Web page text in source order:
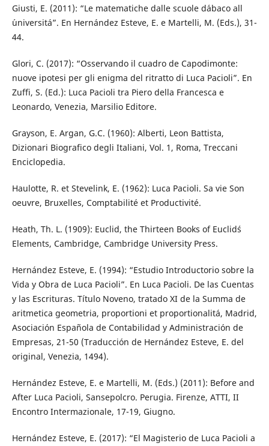
Giusti, E. (2011): “Le matematiche dalle scuole d´abaco all
´universitá”. En Hernández Esteve, E. e Martelli, M. (Eds.), 31-
44.
Glori, C. (2017): “Osservando il cuadro de Capodimonte:
nuove ipotesi per gli enigma del ritratto di Luca Pacioli”. En
Zuffi, S. (Ed.): Luca Pacioli tra Piero della Francesca e
Leonardo, Venezia, Marsilio Editore.
Grayson, E. Argan, G.C. (1960): Alberti, Leon Battista,
Dizionari Biografico degli Italiani, Vol. 1, Roma, Treccani
Enciclopedia.
Haulotte, R. et Stevelink, E. (1962): Luca Pacioli. Sa vie Son
oeuvre, Bruxelles, Comptabilité et Productivité.
Heath, Th. L. (1909): Euclid, the Thirteen Books of Euclid´s
Elements, Cambridge, Cambridge University Press.
Hernández Esteve, E. (1994): “Estudio Introductorio sobre la
Vida y Obra de Luca Pacioli”. En Luca Pacioli. De las Cuentas
y las Escrituras. Título Noveno, tratado XI de la Summa de
aritmetica geometria, proportioni et proportionalitá, Madrid,
Asociación Española de Contabilidad y Administración de
Empresas, 21-50 (Traducción de Hernández Esteve, E. del
original, Venezia, 1494).
Hernández Esteve, E. e Martelli, M. (Eds.) (2011): Before and
After Luca Pacioli, Sansepolcro. Perugia. Firenze, ATTI, II
Encontro Intermazionale, 17-19, Giugno.
Hernández Esteve, E. (2017): “El Magisterio de Luca Pacioli a